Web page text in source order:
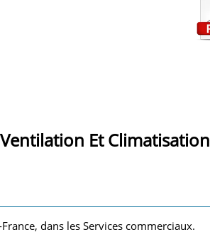
Et Climatisation
dans les Services commerciaux.